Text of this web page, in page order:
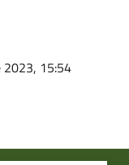
2023, 15:54